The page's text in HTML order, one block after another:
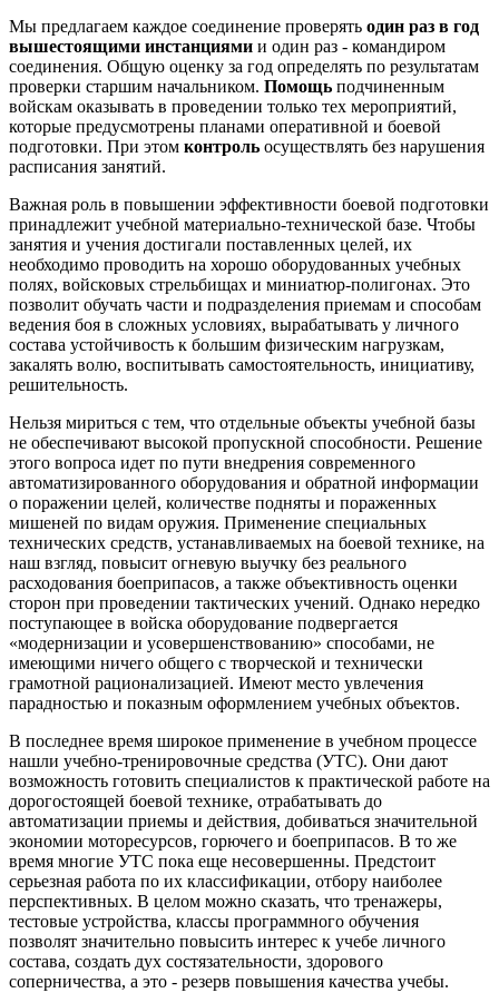
Мы предлагаем каждое соединение проверять один раз в год
вышестоящими инстанциями и один раз - командиром
соединения. Общую оценку за год определять по результатам
проверки старшим начальником. Помощь подчиненным
войскам оказывать в проведении только тех мероприятий,
которые предусмотрены планами оперативной и боевой
подготовки. При этом контроль осуществлять без нарушения
расписания занятий.
Важная роль в повышении эффективности боевой подготовки
принадлежит учебной материально-технической базе. Чтобы
занятия и учения достигали поставленных целей, их
необходимо проводить на хорошо оборудованных учебных
полях, войсковых стрельбищах и миниатюр-полигонах. Это
позволит обучать части и подразделения приемам и способам
ведения боя в сложных условиях, вырабатывать у личного
состава устойчивость к большим физическим нагрузкам,
закалять волю, воспитывать самостоятельность, инициативу,
решительность.
Нельзя мириться с тем, что отдельные объекты учебной базы
не обеспечивают высокой пропускной способности. Решение
этого вопроса идет по пути внедрения современного
автоматизированного оборудования и обратной информации
о поражении целей, количестве подняты и пораженных
мишеней по видам оружия. Применение специальных
технических средств, устанавливаемых на боевой технике, на
наш взгляд, повысит огневую выучку без реального
расходования боеприпасов, а также объективность оценки
сторон при проведении тактических учений. Однако нередко
поступающее в войска оборудование подвергается
«модернизации и усовершенствованию» способами, не
имеющими ничего общего с творческой и технически
грамотной рационализацией. Имеют место увлечения
парадностью и показным оформлением учебных объектов.
В последнее время широкое применение в учебном процессе
нашли учебно-тренировочные средства (УТС). Они дают
возможность готовить специалистов к практической работе на
дорогостоящей боевой технике, отрабатывать до
автоматизации приемы и действия, добиваться значительной
экономии моторесурсов, горючего и боеприпасов. В то же
время многие УТС пока еще несовершенны. Предстоит
серьезная работа по их классификации, отбору наиболее
перспективных. В целом можно сказать, что тренажеры,
тестовые устройства, классы программного обучения
позволят значительно повысить интерес к учебе личного
состава, создать дух состязательности, здорового
соперничества, а это - резерв повышения качества учебы.